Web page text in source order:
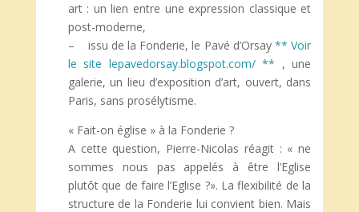
art : un lien entre une expression classique et
post-moderne,
– issu de la Fonderie, le Pavé d’Orsay ** Voir
le site lepavedorsay.blogspot.com/ ** , une
galerie, un lieu d’exposition d’art, ouvert, dans
Paris, sans prosélytisme.
« Fait-on église » à la Fonderie ?
A cette question, Pierre-Nicolas réagit : « ne
sommes nous pas appelés à être l’Eglise
plutôt que de faire l’Eglise ?». La flexibilité de la
structure de la Fonderie lui convient bien. Mais